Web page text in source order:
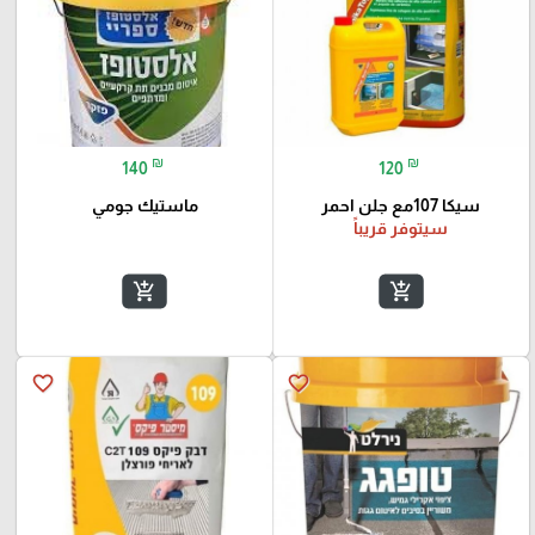
120 ₪
سيكا 107مع جلن احمر
سيتوفر قريباً
add_shopping_cart
140 ₪
ماستيك جومي
add_shopping_cart
favorite_border
favorite_border